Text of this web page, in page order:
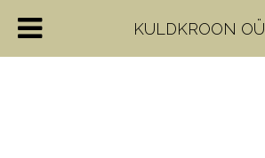
KULDKROON OÜ